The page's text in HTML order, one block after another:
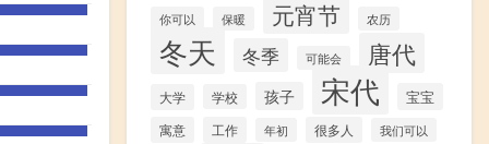
你可以 保暖 元宵节 农历
冬天 冬季 可能会 唐代
大学 学校 孩子 宋代 宝宝
寓意 工作 年初 很多人 我们可以